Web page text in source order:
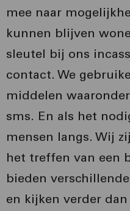
mee naar
kunnen blijven
sleutel bij ons
contact. We
middelen
sms. En als het
mensen langs. Wij
het treffen van een
bieden
en kijken verder